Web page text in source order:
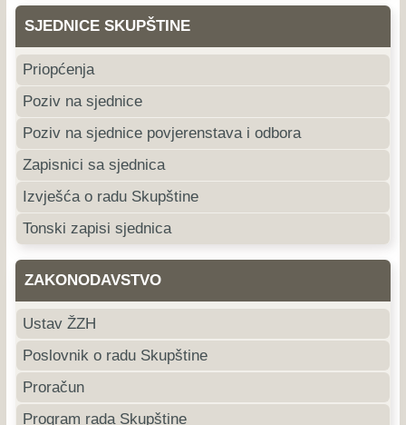
SJEDNICE SKUPŠTINE
Priopćenja
Poziv na sjednice
Poziv na sjednice povjerenstava i odbora
Zapisnici sa sjednica
Izvješća o radu Skupštine
Tonski zapisi sjednica
ZAKONODAVSTVO
Ustav ŽZH
Poslovnik o radu Skupštine
Proračun
Program rada Skupštine